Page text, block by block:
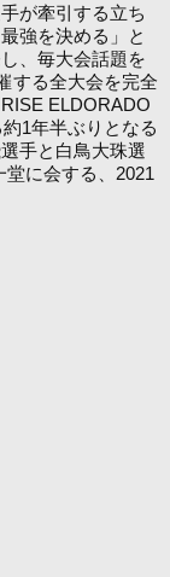
が牽引する立ち
強を決める」と
、毎大会話題を
する全大会を完全
ELDORADO
1年半ぶりとなる
手と白鳥大珠選
に会する、2021